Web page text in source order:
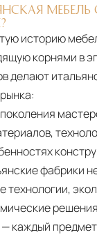
МЕБЕЛЬ
историю
корнями в
делают
фабрики
технологии,
— каждый